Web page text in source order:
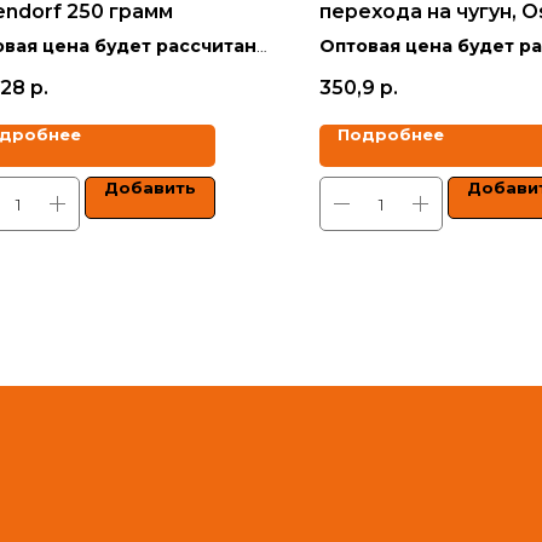
250 грамм
цена будет рассчитана
заказа.
указаны с учетом НДС.
р.
Добавить
перехода на чугун,
110
Оптовая цена будет
объёма заказа.
Цены указаны с учетом
350,9 р.
Подробнее